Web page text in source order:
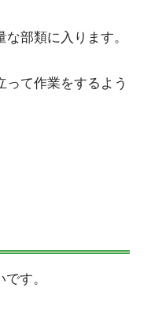
部類に入ります。
て作業をするよう
す。